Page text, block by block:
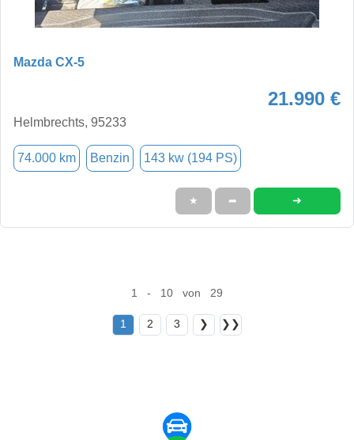
Mazda CX-5
21.990 €
Helmbrechts, 95233
74.000 km Benzin 143 kw (194 PS)
★ ➦ ➜
1 - 10 von 29
1 2 3 ❯ ❯❯